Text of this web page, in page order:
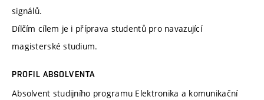
signálů.
Dílčím cílem je i příprava studentů pro navazující
magisterské studium.
PROFIL ABSOLVENTA
Absolvent studijního programu Elektronika a komunikační